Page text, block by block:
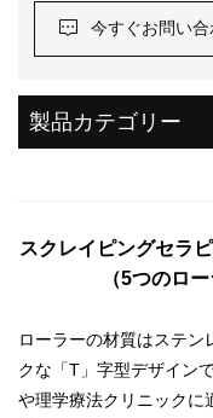
今すぐお問い
製品カテゴリー
スクレイピングセラ
（5つのロ
ローラーの材質はステン
クな「T」字型デザイン
や理学療法クリニックに